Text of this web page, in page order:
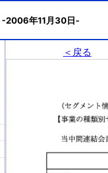
-2006年11月30日-
＜戻る